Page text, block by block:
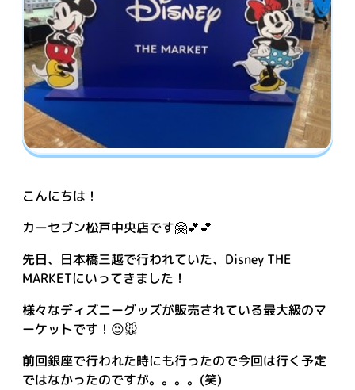
こんにちは！
カーセブン松戸中央店です🤗💕💕
先日、日本橋三越で行われていた、Disney THE
MARKETにいってきました！
様々なディズニーグッズが販売されている最大級のマ
ーケットです！😍🐭
前回銀座で行われた時にも行ったので今回は行く予定
ではなかったのですが。。。。(笑)